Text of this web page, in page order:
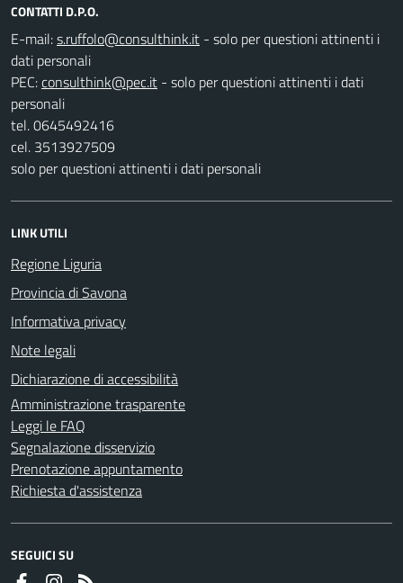
CONTATTI D.P.O.
E-mail:
- solo per questioni attinenti i
dati personali
PEC:
- solo per questioni attinenti i dati
personali
tel. 0645492416
cel. 3513927509
solo per questioni attinenti i dati personali
LINK UTILI
Regione Liguria
Provincia di Savona
Informativa privacy
Note legali
Dichiarazione di accessibilità
Amministrazione trasparente
Leggi le FAQ
Segnalazione disservizio
Prenotazione appuntamento
Richiesta d'assistenza
SEGUICI SU